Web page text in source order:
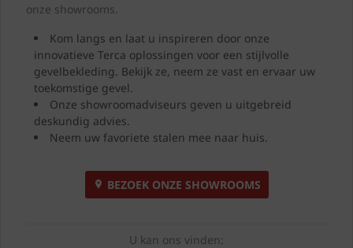
onze showrooms.
Kom langs en laat u inspireren door onze
innovatieve Terca oplossingen voor een stijlvolle
gevelbekleding. Bekijk ze, neem ze vast en ervaar uw
toekomstige gevel.
Onze showroomadviseurs geven u uitgebreid
deskundig advies.
Neem uw favoriete stalen mee naar huis.
BEZOEK ONZE SHOWROOMS
U kan ons vinden: